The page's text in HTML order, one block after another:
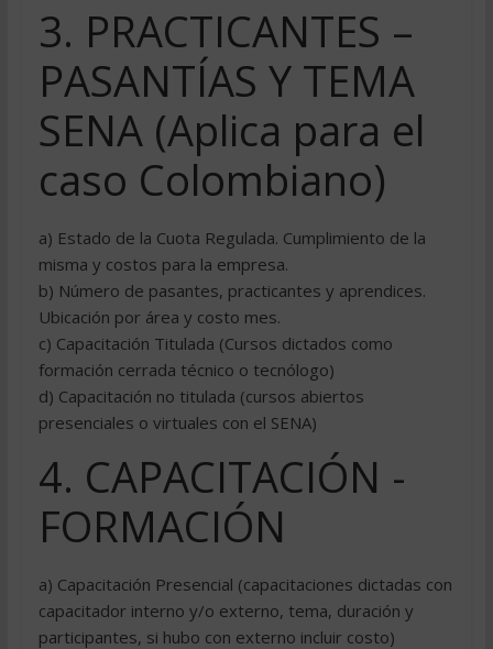
3. PRACTICANTES –
PASANTÍAS Y TEMA
SENA (Aplica para el
caso Colombiano)
a) Estado de la Cuota Regulada. Cumplimiento de la
misma y costos para la empresa.
b) Número de pasantes, practicantes y aprendices.
Ubicación por área y costo mes.
c) Capacitación Titulada (Cursos dictados como
formación cerrada técnico o tecnólogo)
d) Capacitación no titulada (cursos abiertos
presenciales o virtuales con el SENA)
4. CAPACITACIÓN -
FORMACIÓN
a) Capacitación Presencial (capacitaciones dictadas con
capacitador interno y/o externo, tema, duración y
participantes, si hubo con externo incluir costo)